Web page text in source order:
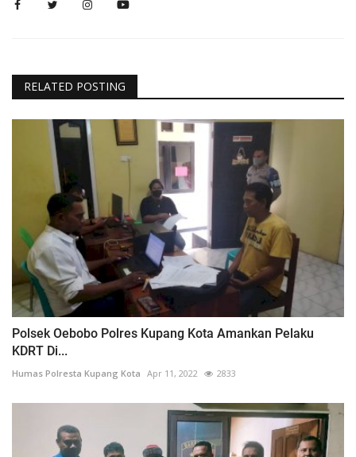
RELATED POSTING
Polsek Oebobo Polres Kupang Kota Amankan Pelaku
KDRT Di...
Humas Polresta Kupang Kota Apr 11, 2022 2833